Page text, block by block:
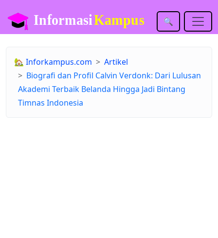
🔍
🏡 Inforkampus.com
Artikel
Biografi dan Profil Calvin Verdonk: Dari Lulusan
Akademi Terbaik Belanda Hingga Jadi Bintang
Timnas Indonesia